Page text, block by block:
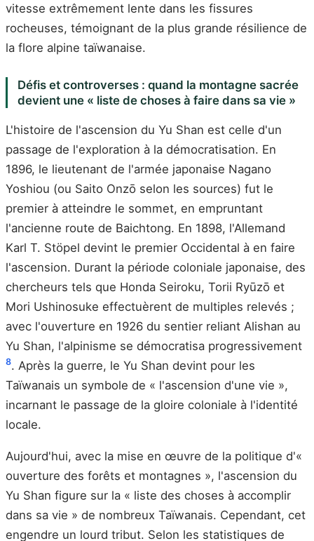
vitesse extrêmement lente dans les fissures
rocheuses, témoignant de la plus grande résilience de
la flore alpine taïwanaise.
Défis et controverses : quand la montagne sacrée
devient une « liste de choses à faire dans sa vie »
L'histoire de l'ascension du Yu Shan est celle d'un
passage de l'exploration à la démocratisation. En
1896, le lieutenant de l'armée japonaise Nagano
Yoshiou (ou Saito Onzō selon les sources) fut le
premier à atteindre le sommet, en empruntant
l'ancienne route de Baichtong. En 1898, l'Allemand
Karl T. Stöpel devint le premier Occidental à en faire
l'ascension. Durant la période coloniale japonaise, des
chercheurs tels que Honda Seiroku, Torii Ryūzō et
Mori Ushinosuke effectuèrent de multiples relevés ;
avec l'ouverture en 1926 du sentier reliant Alishan au
Yu Shan, l'alpinisme se démocratisa progressivement
8. Après la guerre, le Yu Shan devint pour les
Taïwanais un symbole de « l'ascension d'une vie »,
incarnant le passage de la gloire coloniale à l'identité
locale.
Aujourd'hui, avec la mise en œuvre de la politique d'«
ouverture des forêts et montagnes », l'ascension du
Yu Shan figure sur la « liste des choses à accomplir
dans sa vie » de nombreux Taïwanais. Cependant, cet
engendre un lourd tribut. Selon les statistiques de